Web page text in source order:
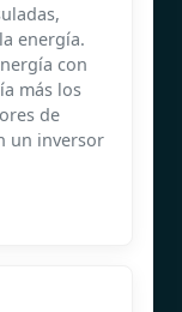
energía.
con
más los
de
un inversor